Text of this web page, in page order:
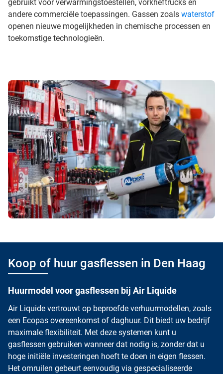
gebruikt voor verwarmingstoestellen, vorkheftrucks en
andere commerciële toepassingen. Gassen zoals waterstof
openen nieuwe mogelijkheden in chemische processen en
toekomstige technologieën.
Koop of huur gasflessen in Den Haag
Huurmodel voor gasflessen bij Air Liquide
Air Liquide vertrouwt op beproefde verhuurmodellen, zoals
een Ecopas overeenkomst of daghuur. Dit biedt uw bedrijf
maximale flexibiliteit. Met deze systemen kunt u
gasflessen gebruiken wanneer dat nodig is, zonder dat u
hoge initiële investeringen hoeft te doen in eigen flessen.
Het omruilen gebeurt eenvoudig via gespecialiseerde